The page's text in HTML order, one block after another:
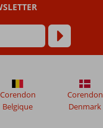
Corendon
Belgique
Corendon
Denmark